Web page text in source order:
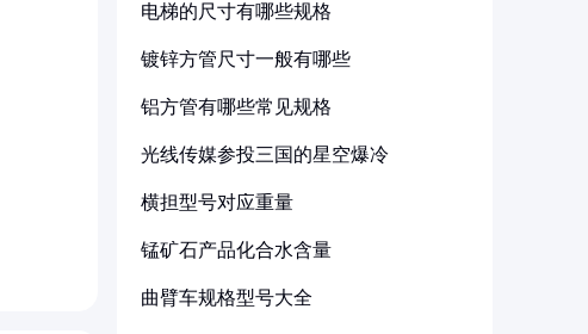
电梯的尺寸有哪些规格
镀锌方管尺寸一般有哪些
铝方管有哪些常见规格
光线传媒参投三国的星空爆冷
横担型号对应重量
锰矿石产品化合水含量
曲臂车规格型号大全